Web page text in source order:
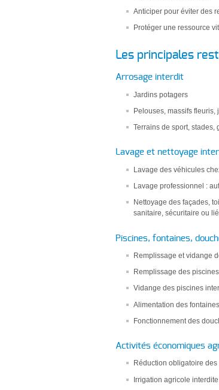
Anticiper pour éviter des
Protéger une ressource
Les principales
Arrosage interdit
Jardins potagers
Pelouses, massifs
Terrains de sport, stades,
Lavage et nettoyage
Lavage des véhicules
Lavage professionnel :
Nettoyage des façades,
sanitaire, sécuritaire ou
Piscines, fontaines,
Remplissage et vidange
Remplissage des
Vidange des piscines
Alimentation des
Fonctionnement des
Activités économiques
Réduction obligatoire
Irrigation agricole